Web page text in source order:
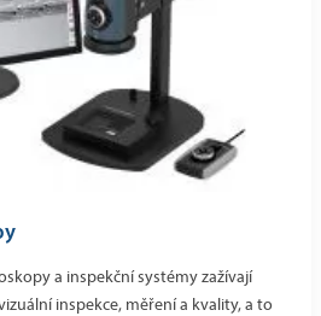
a inspekční systémy zažívají
inspekce, měření a kvality, a to